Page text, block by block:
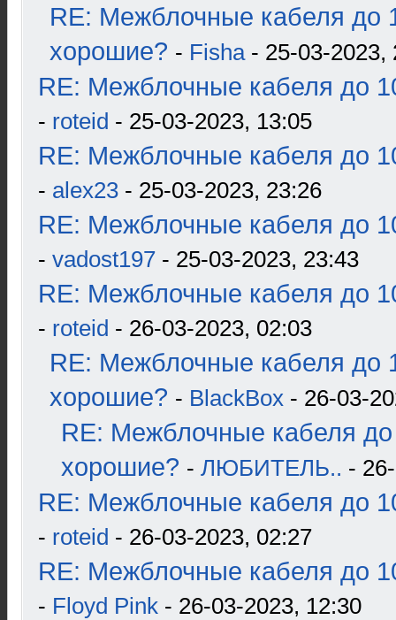
RE: Межблочные кабеля до
хорошие? - Fisha- 25-03-2023,
RE: Межблочные кабеля до
- roteid - 25-03-2023, 13:05
RE: Межблочные кабеля до
- alex23 - 25-03-2023, 23:26
RE: Межблочные кабеля до
- vadost197 - 25-03-2023, 23:43
RE: Межблочные кабеля до
- roteid - 26-03-2023, 02:03
RE: Межблочные кабеля до
хорошие? - BlackBox - 26-03-
RE: Межблочные кабеля до
хорошие? - ЛЮБИТЕЛЬ.. -
RE: Межблочные кабеля до
- roteid - 26-03-2023, 02:27
RE: Межблочные кабеля до
- Floyd Pink - 26-03-2023, 12:30